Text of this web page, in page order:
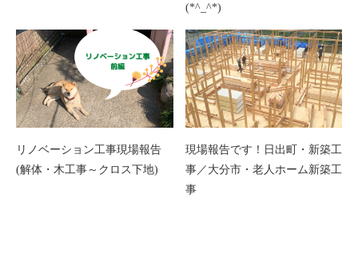
(*^_^*)
リノベーション工事現場報告
(解体・木工事～クロス下地)
現場報告です！日出町・新築工
事／大分市・老人ホーム新築工
事